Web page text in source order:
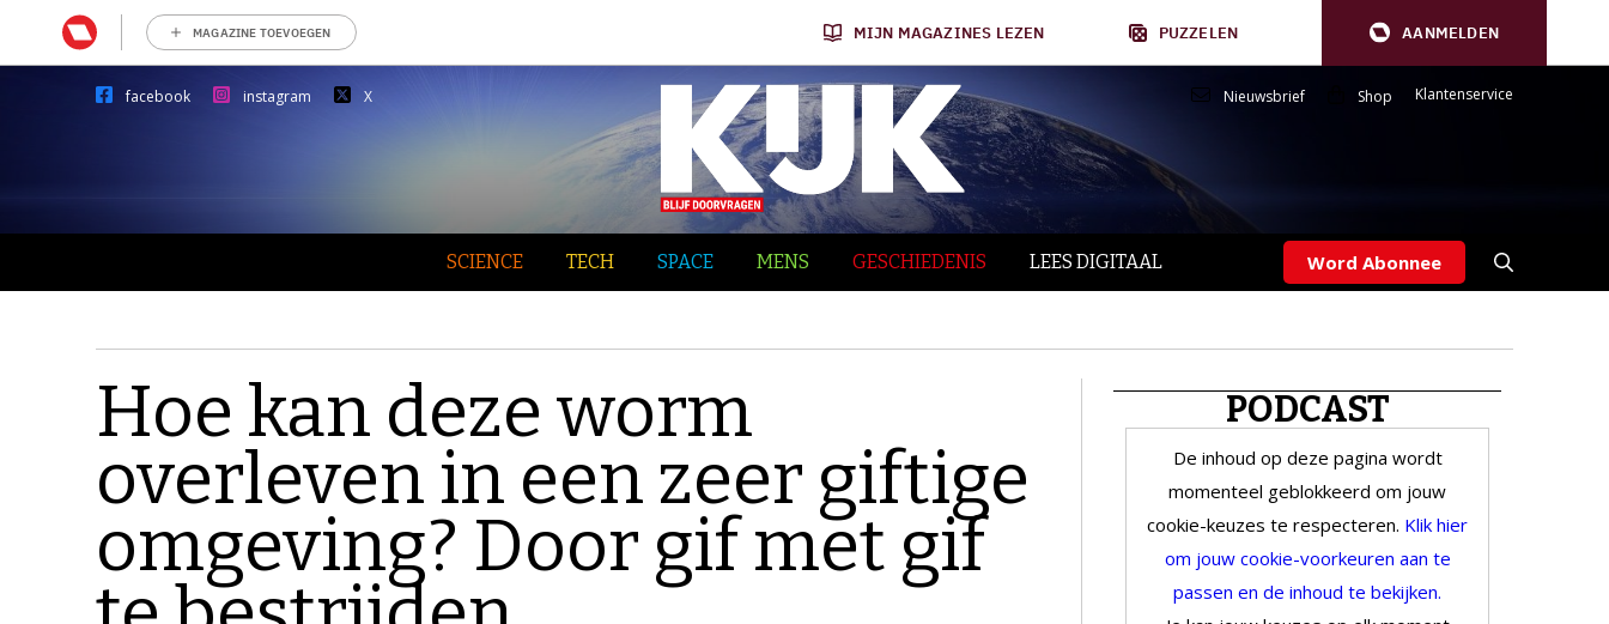
MAGAZINE TOEVOEGEN MIJN MAGAZINES LEZEN PUZZELEN AANMELDEN
facebook instagram X Nieuwsbrief Shop Klantenservice
SCIENCE TECH SPACE MENS GESCHIEDENIS LEES DIGITAAL Word Abonnee
Hoe kan deze worm
overleven in een zeer giftige
omgeving? Door gif met gif
PODCAST
De inhoud op deze pagina wordt
momenteel geblokkeerd om jouw
cookie-keuzes te respecteren. Klik hier
om jouw cookie-voorkeuren aan te
passen en de inhoud te bekijken.